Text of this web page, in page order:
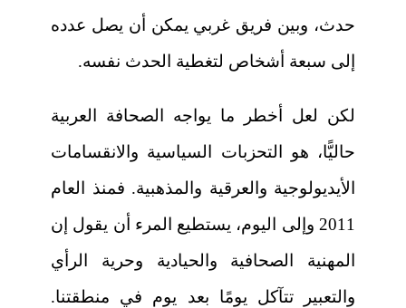
حدث، وبين فريق غربي يمكن أن يصل عدده
إلى سبعة أشخاص لتغطية الحدث نفسه.
لكن لعل أخطر ما يواجه الصحافة العربية
حاليًّا، هو التحزبات السياسية والانقسامات
الأيديولوجية والعرقية والمذهبية. فمنذ العام
2011 وإلى اليوم، يستطيع المرء أن يقول إن
المهنية الصحافية والحيادية وحرية الرأي
والتعبير تتآكل يومًا بعد يوم في منطقتنا.